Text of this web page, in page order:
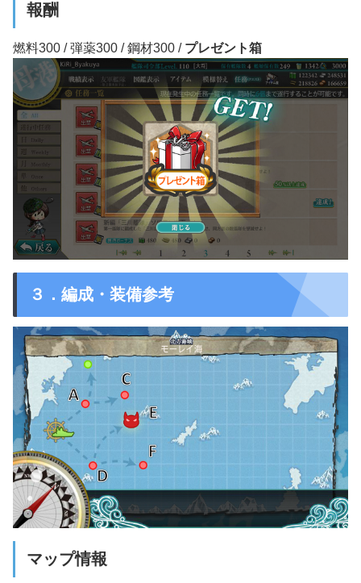
報酬
燃料300 / 弾薬300 / 鋼材300 / プレゼント箱
３．編成・装備参考
マップ情報